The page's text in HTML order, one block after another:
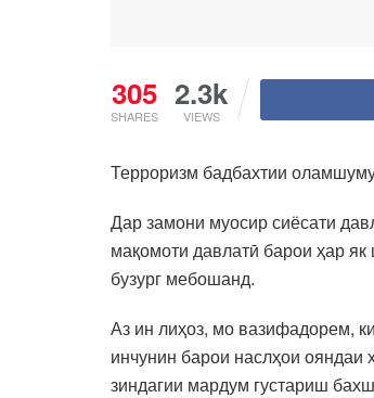
305
SHARES
2.3k
VIEWS
Терроризм бадбахтии
Дар замони муосир сиёсати
мақомоти давлатӣ барои ҳар
бузург мебошанд.
Аз ин лиҳоз, мо вазифадорем,
инчунин барои наслҳои ояндаи
зиндагии мардум густариш